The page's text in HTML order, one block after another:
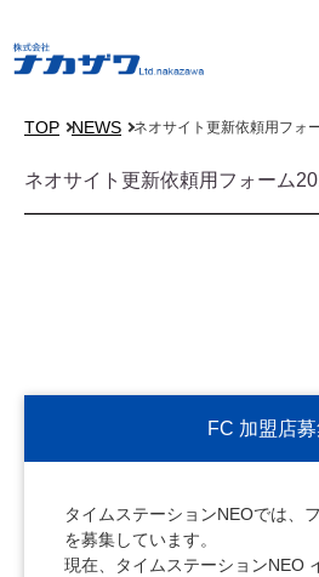
TOP NEWS ネオサイト更新依頼用フォ
ネオサイト更新依頼用フォーム
FC 加盟店
タイムステーションNEOでは、
を募集しています。
現在、タイムステーションNEO